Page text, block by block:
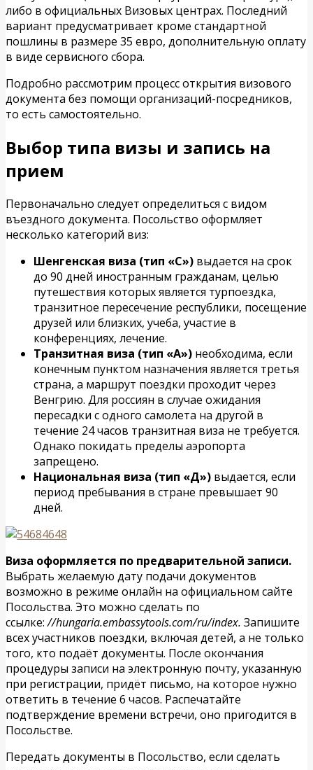
либо в официальных Визовых центрах. Последний
вариант предусматривает кроме стандартной
пошлины в размере 35 евро, дополнительную оплату
в виде сервисного сбора.
Подробно рассмотрим процесс открытия визового
документа без помощи организаций-посредников,
то есть самостоятельно.
Выбор типа визы и запись на
прием
Первоначально следует определиться с видом
въездного документа. Посольство оформляет
несколько категорий виз:
Шенгенская виза (тип «С») выдается на срок
до 90 дней иностранным гражданам, целью
путешествия которых является турпоездка,
транзитное пересечение республики, посещение
друзей или близких, учеба, участие в
конференциях, лечение.
Транзитная виза (тип «А») необходима, если
конечным пунктом назначения является третья
страна, а маршрут поездки проходит через
Венгрию. Для россиян в случае ожидания
пересадки с одного самолета на другой в
течение 24 часов транзитная виза не требуется.
Однако покидать пределы аэропорта
запрещено.
Национальная виза (тип «Д») выдается, если
период пребывания в стране превышает 90
дней.
Виза оформляется по предварительной записи.
Выбрать желаемую дату подачи документов
возможно в режиме онлайн на официальном сайте
Посольства. Это можно сделать по
ссылке://hungaria.embassytools.com/ru/index. Запишите
всех участников поездки, включая детей, а не только
того, кто подаёт документы. После окончания
процедуры записи на электронную почту, указанную
при регистрации, придёт письмо, на которое нужно
ответить в течение 6 часов. Распечатайте
подтверждение времени встречи, оно пригодится в
Посольстве.
Передать документы в Посольство, если сделать